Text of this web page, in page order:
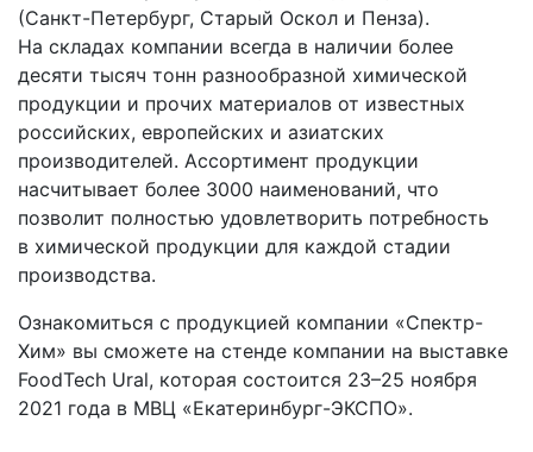
(Санкт-Петербург, Старый Оскол и Пенза).
На складах компании всегда в наличии более
десяти тысяч тонн разнообразной химической
продукции и прочих материалов от известных
российских, европейских и азиатских
производителей. Ассортимент продукции
насчитывает более 3000 наименований, что
позволит полностью удовлетворить потребность
в химической продукции для каждой стадии
производства.
Ознакомиться с продукцией компании «Спектр-
Хим» вы сможете на стенде компании на выставке
FoodTech Ural, которая состоится 23–25 ноября
2021 года в МВЦ «Екатеринбург-ЭКСПО».